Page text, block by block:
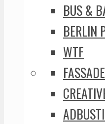
BUS &
BERLIN
WTF